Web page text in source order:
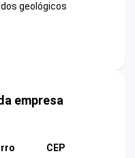
geológicos
empresa
CEP